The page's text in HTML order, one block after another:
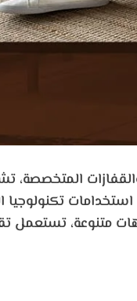
المتخصصة،
تكنولوجيا
متنوعة، تستعمل